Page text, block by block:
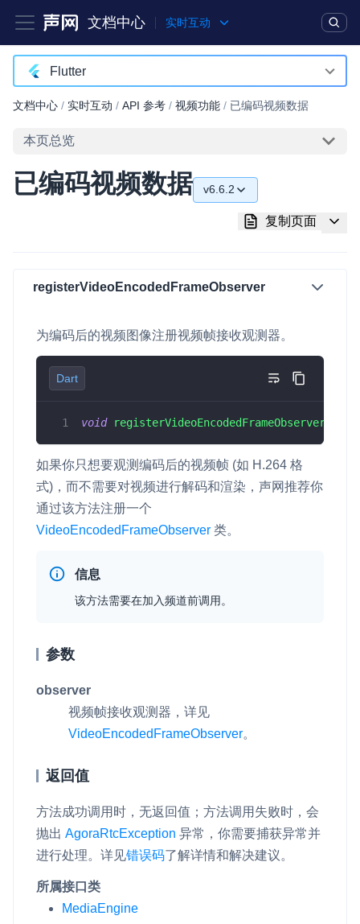
文档中心 实时互动
产品 解决方案
突破传统文字交互模式，与 AI 进行高拟真、自然流畅的实时语
一整套低延时、高并发、可扩展、高可靠的实时消息及状态同步
即时通讯 IM
务。
融合 CDN 直播
CDN 直播方案
媒体流加速
物的实时互动连接
实时互动扩展能力
快速实现实时的语音转写功能
互动白板
快速实现多人实时互动白板协作
实现智能硬件和微信小程序之间的实时音视频互通
Status Page
集中展示声网主要产品及服务的综合服务质量及可用性信息
对实时音频和视频画面进行风险识别，并联动回调和业务处置流
程
Flutter
Android
iOS
macOS
Web
C# (Windows)
小程序
Electron
Unity
Flutter
React Native
Unreal (C++)
文档中心 / 实时互动 / API 参考 / 视频功能 / 已编码视频数据
本页总览
已编码视频数据 v6.6.2
v6.5.1
v6.3.2
v6.2.3
v6.2.2
复制页面
registerVideoEncodedFrameObserver
为编码后的视频图像注册视频帧接收观测器。
Dart
void registerVideoEncodedFrameObserver
如果你只想要观测编码后的视频帧 (如 H.264 格
式)，而不需要对视频进行解码和渲染，声网推荐你
通过该方法注册一个
VideoEncodedFrameObserver 类。
信息
该方法需要在加入频道前调用。
参数
observer
视频帧接收观测器，详见
VideoEncodedFrameObserver。
返回值
方法成功调用时，无返回值；方法调用失败时，会
抛出 AgoraRtcException 异常，你需要捕获异常并
进行处理。详见错误码了解详情和解决建议。
所属接口类
MediaEngine